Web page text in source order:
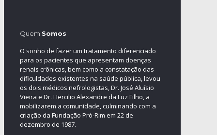
Quem Somos
O sonho de fazer um tratamento diferenciado
para os pacientes que apresentam doenças
renais crônicas, bem como a constatação das
dificuldades existentes na saúde pública, levou
os dois médicos nefrologistas, Dr. José Aluísio
Vieira e Dr. Hercilio Alexandre da Luz Filho, a
mobilizarem a comunidade, culminando com a
criação da Fundação Pró-Rim em 22 de
dezembro de 1987.